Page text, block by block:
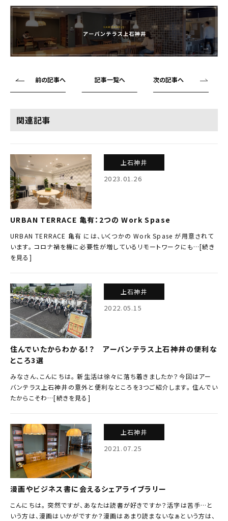
前の記事へ 記事一覧へ 次の記事へ
関連記事
上石神井
2023.01.26
URBAN TERRACE 亀有：2つの Work Spase
URBAN TERRACE 亀有 には、いくつかの Work Spase が用意されて
います。 コロナ禍を機に必要性が増しているリモートワークにも…[続き
を見る]
上石神井
2022.05.15
住んでいたからわかる！？ アーバンテラス上石神井の便利な
ところ3選
みなさん、こんにちは。 新生活は徐々に落ち着きましたか？今回はアー
バンテラス上石神井の意外と便利なところを3つご紹介します。 住んでい
たからこそわ…[続きを見る]
上石神井
2021.07.25
漫画やビジネス書に会えるシェアライブラリー
こんにちは。 突然ですが、あなたは読書が好きですか？活字は苦手…と
いう方は、漫画はいかがですか？漫画はあまり読まないなぁという方は、